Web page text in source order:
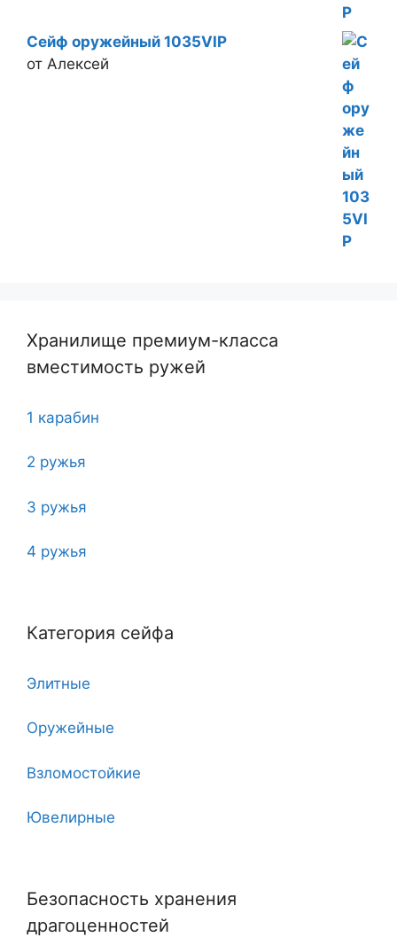
Сейф оружейный 1035VIP
от Алексей
Хранилище премиум-класса
вместимость ружей
1 карабин
2 ружья
3 ружья
4 ружья
6
7
7 клинков
8
10
12
Категория сейфа
Элитные
Оружейные
Взломостойкие
Ювелирные
Двухдверные
Безопасность хранения
драгоценностей